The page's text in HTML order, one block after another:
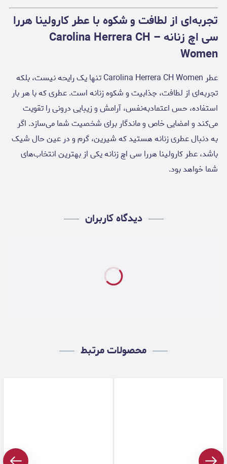
تجربه‌ای از لطافت و شکوه با عطر کارولینا هررا
سی اچ زنانه – Carolina Herrera CH
Women
عطر Carolina Herrera CH Women تنها یک رایحه نیست، بلکه
تجربه‌ای از لطافت، جذابیت و شکوه زنانه است. عطری که با هر بار
استفاده، حس اعتمادبه‌نفس، آرامش و زیبایی درونی را تقویت
می‌کند و امضایی خاص و ماندگار برای شخصیت شما می‌سازد. اگر
به دنبال عطری زنانه هستید که شیرین، گرم و در عین حال شیک
باشد، عطر کارولینا هررا سی اچ زنانه یکی از بهترین انتخاب‌های
شما خواهد بود.
دیدگاه کاربران
محصولات مرتبط